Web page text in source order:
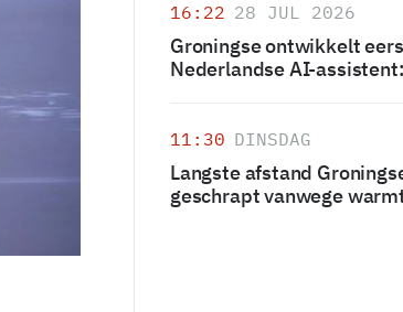
16:22 28 JUL 2026
Groningse ontwikkelt
Nederlandse AI-
11:30 DINSDAG
Langste afstand
geschrapt vanwege